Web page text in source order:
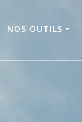
NOS OUTILS